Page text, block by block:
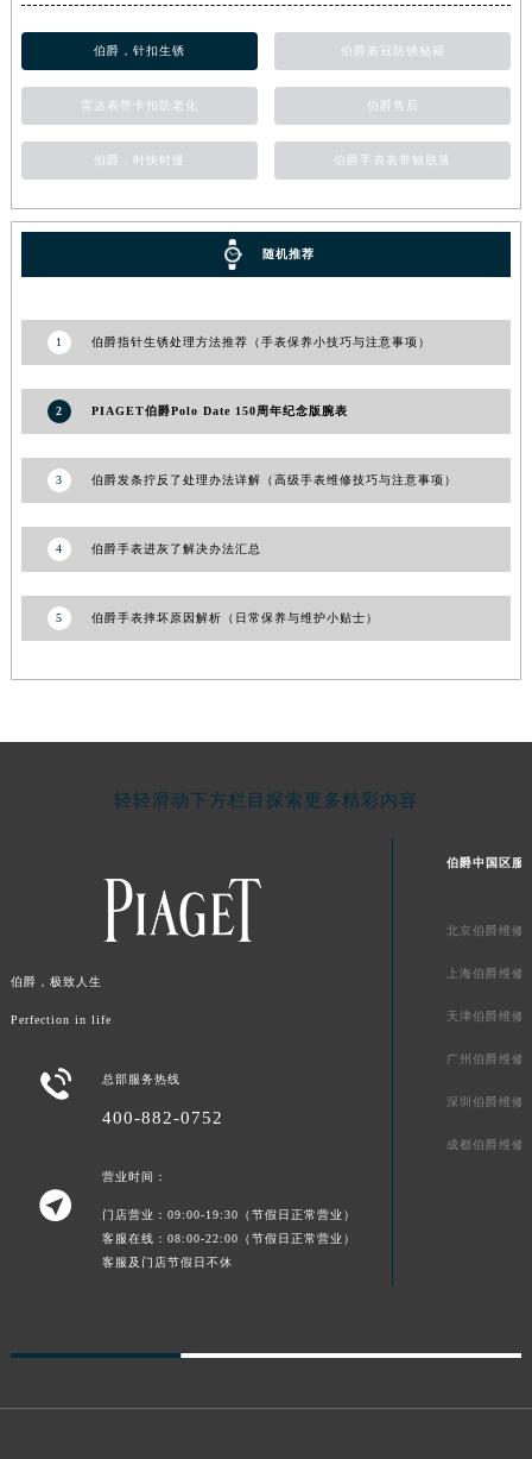
伯爵，针扣生锈 伯爵表冠防锈秘籍
雷达表带卡扣防老化 伯爵售后
伯爵，时快时慢 伯爵手表表带轴脱落
随机推荐
1 伯爵指针生锈处理方法推荐（手表保养小技巧与注意事项）
2 PIAGET伯爵Polo Date 150周年纪念版腕表
3 伯爵发条拧反了处理办法详解（高级手表维修技巧与注意事项）
4 伯爵手表进灰了解决办法汇总
5 伯爵手表摔坏原因解析（日常保养与维护小贴士）
轻轻滑动下方栏目探索更多精彩内容
伯爵，极致人生
Perfection in life
 总部服务热线
400-882-0752

营业时间：
门店营业：09:00-19:30（节假日正常营业）
客服在线：08:00-22:00（节假日正常营业）
客服及门店节假日不休
伯爵中国区服
北京伯爵维修
上海伯爵维修
天津伯爵维修
广州伯爵维修
深圳伯爵维修
成都伯爵维修